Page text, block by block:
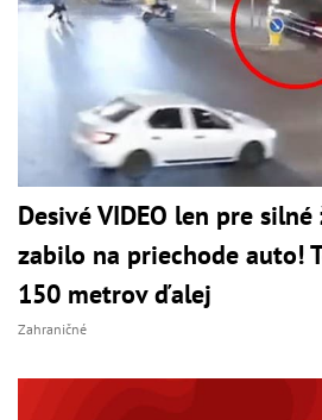
Desivé VIDEO len pre
zabilo na priechode auto!
150 metrov ďalej
Zahraničné